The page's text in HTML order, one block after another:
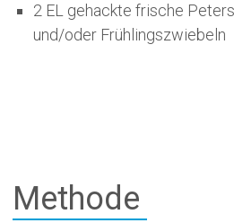
2 EL gehackte frische
und/oder Frühlingszwiebeln
Methode